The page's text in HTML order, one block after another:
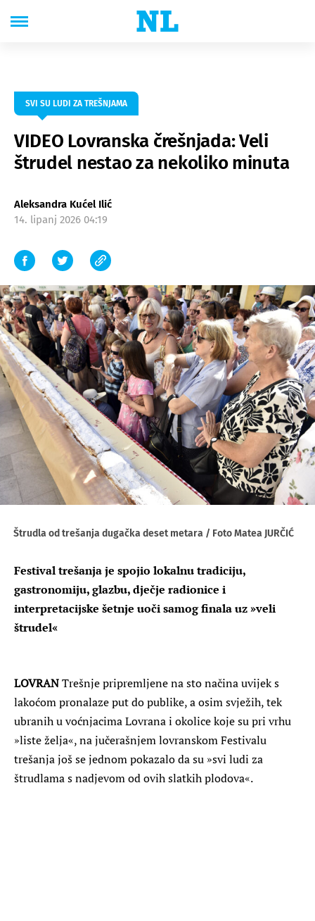
SVI SU LUDI ZA TREŠNJAMA
VIDEO Lovranska črešnjada: Veli
štrudel nestao za nekoliko minuta
Aleksandra Kućel Ilić
14. lipanj 2026 04:19
Štrudla od trešanja dugačka deset metara / Foto Matea JURČIĆ
Festival trešanja je spojio lokalnu tradiciju,
gastronomiju, glazbu, dječje radionice i
interpretacijske šetnje uoči samog finala uz »veli
štrudel«
LOVRANTrešnje pripremljene na sto načina uvijek s
lakoćom pronalaze put do publike, a osim svježih, tek
ubranih u voćnjacima Lovrana i okolice koje su pri vrhu
»liste želja«, na jučerašnjem lovranskom Festivalu
trešanja još se jednom pokazalo da su »svi ludi za
štrudlama s nadjevom od ovih slatkih plodova«.